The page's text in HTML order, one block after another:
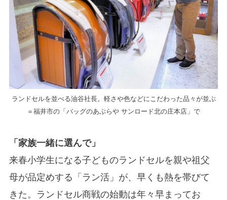
ランドセルを並べる油谷社長。軽さや色などにこだわった品々が並ぶ
＝福井市の「バッグのあぶらや サンロード北の庄本店」で
「家族一緒に選んで」
来春小学生になる子どものランドセルを親や祖父
母が品定めする「ラン活」が、早くも熱を帯びて
きた。ランドセル商戦の始動は年々早まってお